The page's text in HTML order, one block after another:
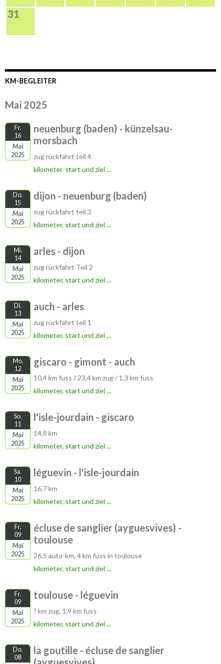
31
KM-BEGLEITER
Mai 2025
Fr.
16
Mai
2025
neuenburg (baden) - künzelsau-
morsbach
zug rückfahrt teil 4
kilometer, start und ziel ...
Do.
15
Mai
2025
dijon - neuenburg (baden)
zug rückfahrt teil 3
kilometer, start und ziel ...
Mi.
14
Mai
2025
arles - dijon
zug rückfahrt Teil 2
kilometer, start und ziel ...
Di.
13
Mai
2025
auch - arles
zug rückfahrt teil 1
kilometer, start und ziel ...
Mo.
12
Mai
2025
giscaro - gimont - auch
10,4 km fuss / 23,4 km zug / 1,3 km fuss
kilometer, start und ziel ...
So.
11
Mai
2025
l'isle-jourdain - giscaro
14,8 km
kilometer, start und ziel ...
Sa.
10
Mai
2025
léguevin - l'isle-jourdain
16,7 km
kilometer, start und ziel ...
Fr.
09
Mai
2025
écluse de sanglier (ayguesvives) -
toulouse
26,5 auto-km, 4 km fuss in toulouse
kilometer, start und ziel ...
Fr.
09
Mai
2025
toulouse - léguevin
? km zug, 1,9 km fuss
kilometer, start und ziel ...
Do.
08
la goutille - écluse de sanglier